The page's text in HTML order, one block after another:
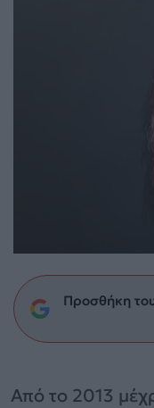
Προσθήκη
Από το 2013